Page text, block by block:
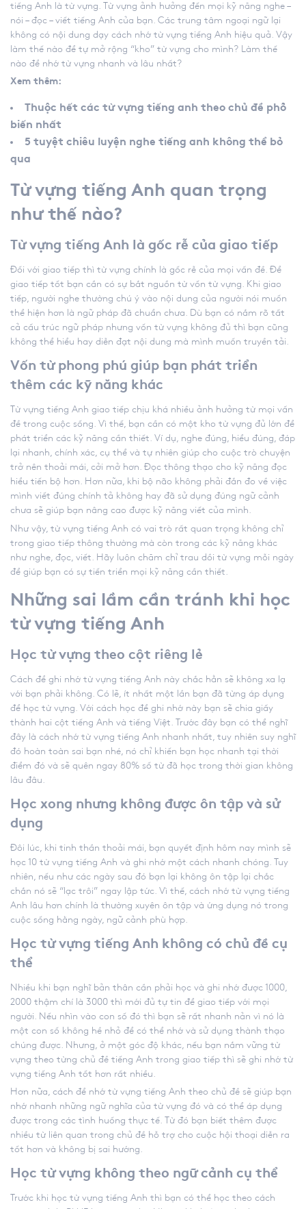
tiếng Anh là từ vựng. Từ vựng ảnh hưởng đến mọi kỹ năng nghe –
nói – đọc – viết tiếng Anh của bạn. Các trung tâm ngoại ngữ lại
không có nội dung dạy cách nhớ từ vựng tiếng Anh hiệu quả. Vậy
làm thế nào để tự mở rộng “kho” từ vựng cho mình? Làm thế
nào để nhớ từ vựng nhanh và lâu nhất?
Xem thêm:
Thuộc hết các từ vựng tiếng anh theo chủ đề phổ
biến nhất
5 tuyệt chiêu luyện nghe tiếng anh không thể bỏ
qua
Từ vựng tiếng Anh quan trọng
như thế nào?
Từ vựng tiếng Anh là gốc rễ của giao tiếp
Đối với giao tiếp thì từ vựng chính là gốc rễ của mọi vấn đề. Để
giao tiếp tốt bạn cần có sự bắt nguồn từ vốn từ vựng. Khi giao
tiếp, người nghe thường chú ý vào nội dung của người nói muốn
thể hiện hơn là ngữ pháp đã chuẩn chưa. Dù bạn có nắm rõ tất
cả cấu trúc ngữ pháp nhưng vốn từ vựng không đủ thì bạn cũng
không thể hiểu hay diễn đạt nội dung mà mình muốn truyền tải.
Vốn từ phong phú giúp bạn phát triển
thêm các kỹ năng khác
Từ vựng tiếng Anh giao tiếp chịu khá nhiều ảnh hưởng từ mọi vấn
đề trong cuộc sống. Vì thế, bạn cần có một kho từ vựng đủ lớn để
phát triển các kỹ năng cần thiết. Ví dụ, nghe đúng, hiểu đúng, đáp
lại nhanh, chính xác, cụ thể và tự nhiên giúp cho cuộc trò chuyện
trở nên thoải mái, cởi mở hơn. Đọc thông thạo cho kỹ năng đọc
hiểu tiến bộ hơn. Hơn nữa, khi bộ não không phải đắn đo về việc
mình viết đúng chính tả không hay đã sử dụng đúng ngữ cảnh
chưa sẽ giúp bạn nâng cao được kỹ năng viết của mình.
Như vậy, từ vựng tiếng Anh có vai trò rất quan trọng không chỉ
trong giao tiếp thông thường mà còn trong các kỹ năng khác
như nghe, đọc, viết. Hãy luôn chăm chỉ trau dồi từ vựng mỗi ngày
để giúp bạn có sự tiến triển mọi kỹ năng cần thiết.
Những sai lầm cần tránh khi học
từ vựng tiếng Anh
Học từ vựng theo cột riêng lẻ
Cách để ghi nhớ từ vựng tiếng Anh này chắc hẳn sẽ không xa lạ
với bạn phải không. Có lẽ, ít nhất một lần bạn đã từng áp dụng
để học từ vựng. Với cách học để ghi nhớ này bạn sẽ chia giấy
thành hai cột tiếng Anh và tiếng Việt. Trước đây bạn có thể nghĩ
đây là cách nhớ từ vựng tiếng Anh nhanh nhất , tuy nhiên suy nghĩ
đó hoàn toàn sai bạn nhé, nó chỉ khiến bạn học nhanh tại thời
điểm đó và sẽ quên ngay 80% số từ đã học trong thời gian không
lâu đâu.
Học xong nhưng không được ôn tập và sử
dụng
Đôi lúc, khi tinh thần thoải mái, bạn quyết định hôm nay mình sẽ
học 10 từ vựng tiếng Anh và ghi nhớ một cách nhanh chóng. Tuy
nhiên, nếu như các ngày sau đó bạn lại không ôn tập lại chắc
chắn nó sẽ “lạc trôi” ngay lập tức. Vì thế, cách nhớ từ vựng tiếng
Anh lâu hơn chính là thường xuyên ôn tập và ứng dụng nó trong
cuộc sống hằng ngày, ngữ cảnh phù hợp.
Học từ vựng tiếng Anh không có chủ đề cụ
thể
Nhiều khi bạn nghĩ bản thân cần phải học và ghi nhớ được 1000,
2000 thậm chí là 3000 thì mới đủ tự tin để giao tiếp với mọi
người. Nếu nhìn vào con số đó thì bạn sẽ rất nhanh nản vì nó là
một con số không hề nhỏ để có thể nhớ và sử dụng thành thạo
chúng được. Nhưng, ở một góc độ khác, nếu bạn nắm vững từ
vựng theo từng chủ đề tiếng Anh trong giao tiếp thì sẽ ghi nhớ từ
vựng tiếng Anh tốt hơn rất nhiều.
Hơn nữa, cách để nhớ từ vựng tiếng Anh theo chủ đề sẽ giúp bạn
nhớ nhanh những ngữ nghĩa của từ vựng đó và có thể áp dụng
được trong các tình huống thực tế. Từ đó bạn biết thêm được
nhiều từ liên quan trong chủ đề hỗ trợ cho cuộc hội thoại diễn ra
tốt hơn và không bị sai hướng.
Học từ vựng không theo ngữ cảnh cụ thể
Trước khi học từ vựng tiếng Anh thì bạn có thể học theo cách